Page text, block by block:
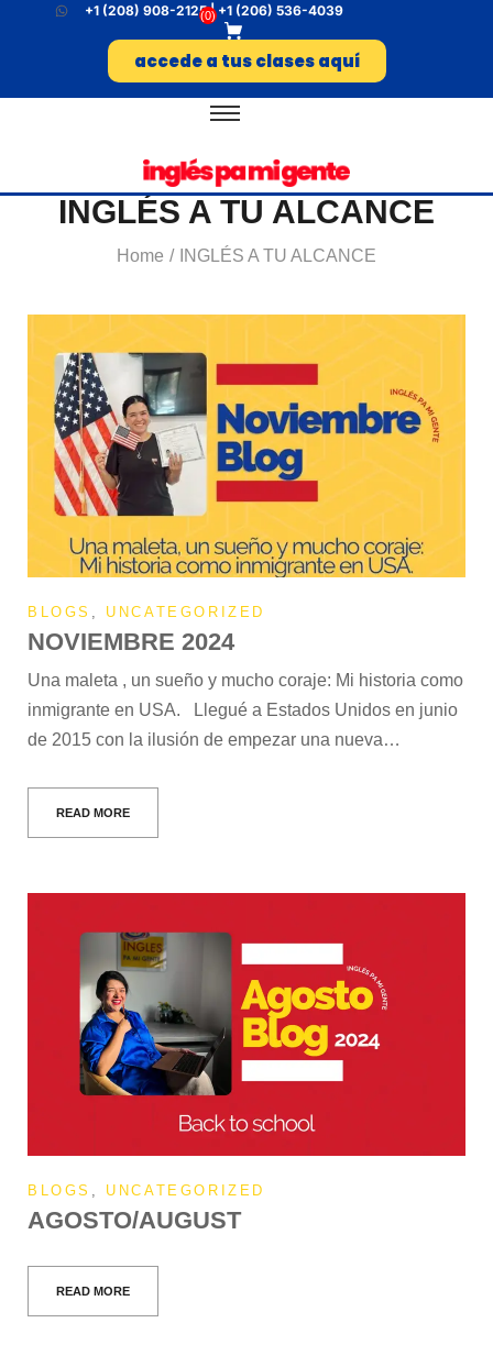
+1 (208) 908-2125 | +1 (206) 536-4039
(0)
accede a tus clases aquí
INGLÉS A TU ALCANCE
Home / INGLÉS A TU ALCANCE
BLOGS UNCATEGORIZED
NOVIEMBRE 2024
Una maleta , un sueño y mucho coraje: Mi historia como
inmigrante en USA. Llegué a Estados Unidos en junio
de 2015 con la ilusión de empezar una nueva…
READ MORE
BLOGS UNCATEGORIZED
AGOSTO/AUGUST
READ MORE